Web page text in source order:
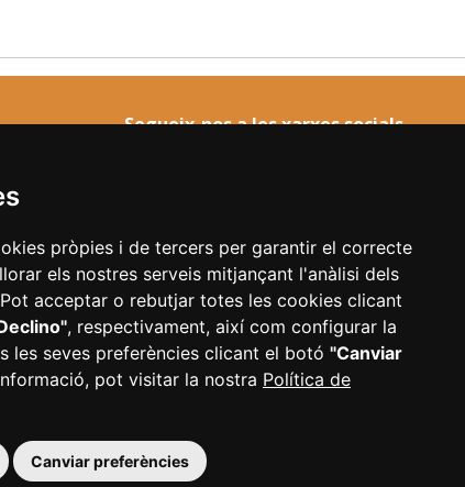
pròpies i de tercers per garantir el correcte
els nostres serveis mitjançant l'anàlisi dels
acceptar o rebutjar totes les cookies clicant
, respectivament, així com configurar la
les seves preferències clicant el botó "Canviar
pot visitar la nostra Política de
Canviar preferències
Segueix-nos a les xarxes socials
Configurar cookies
| 977 010 010 | ajuntament@reus.cat